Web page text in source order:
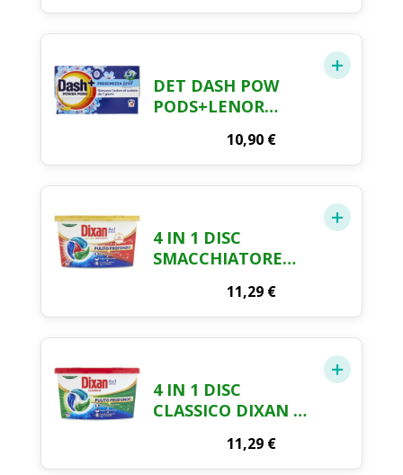
DET DASH POW
PODS+LENOR
10,90 €
4 IN 1 DISC
SMACCHIATORE
11,29 €
4 IN 1 DISC
CLASSICO DIXAN 21
11,29 €